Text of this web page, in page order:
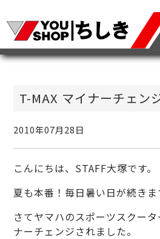
T-MAX マイナーチェン
2010年07月28日
こんにちは、STAFF大塚です。
夏も本番！毎日暑い日が続きま
さてヤマハのスポーツスクー
ナーチェンジされました。